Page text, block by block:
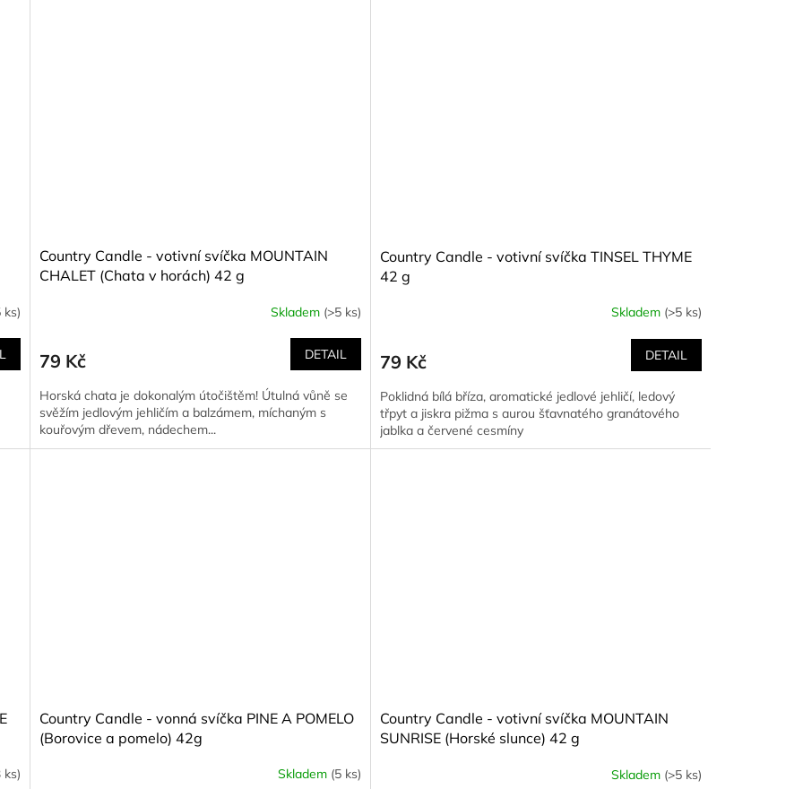
ks)
Country Candle - votivní svíčka MOUNTAIN
CHALET (Chata v horách) 42 g
Skladem (>5 ks)
79 Kč DETAIL
Horská chata je dokonalým útočištěm! Útulná vůně se
svěžím jedlovým jehličím a balzámem, míchaným s
kouřovým dřevem, nádechem...
Country Candle - votivní svíčka TINSEL THYME
42 g
Skladem (>5 ks)
79 Kč DETAIL
Poklidná bílá bříza, aromatické jedlové jehličí, ledový
třpyt a jiskra pižma s aurou šťavnatého granátového
jablka a červené cesmíny
ks)
Country Candle - vonná svíčka PINE A POMELO
(Borovice a pomelo) 42g
Skladem (5 ks)
Country Candle - votivní svíčka MOUNTAIN
SUNRISE (Horské slunce) 42 g
Skladem (>5 ks)